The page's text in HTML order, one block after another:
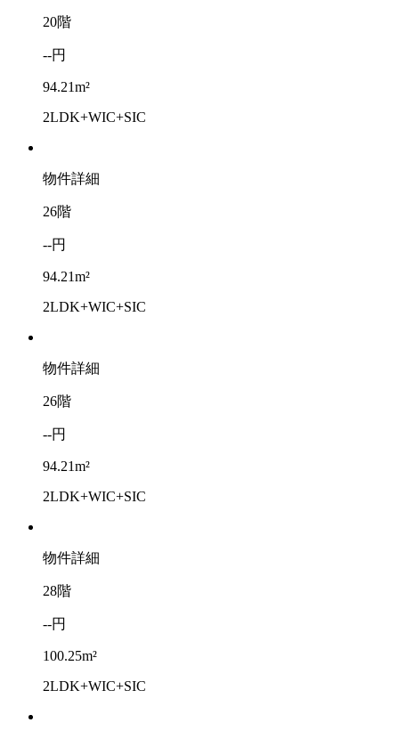
20階
--円
94.21m²
2LDK+WIC+SIC
物件詳細
26階
--円
94.21m²
2LDK+WIC+SIC
物件詳細
26階
--円
94.21m²
2LDK+WIC+SIC
物件詳細
28階
--円
100.25m²
2LDK+WIC+SIC